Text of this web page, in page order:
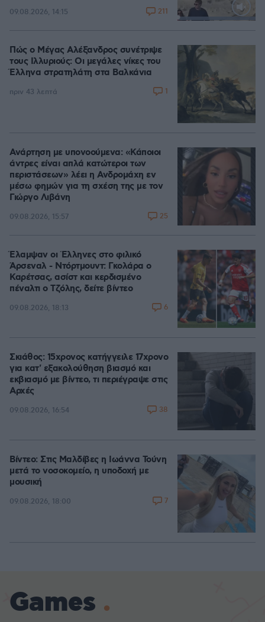
Loaded
09.08.2026, 14:15 211
Πώς ο Μέγας Αλέξανδρος συνέτριψε
τους Ιλλυριούς: Οι μεγάλες νίκες του
Έλληνα στρατηλάτη στα Βαλκάνια
πριν 43 λεπτά 1
Ανάρτηση με υπονοούμενα: «Κάποιοι
άντρες είναι απλά κατώτεροι των
περιστάσεων» λέει η Ανδρομάχη εν
μέσω φημών για τη σχέση της με τον
Γιώργο Λιβάνη
09.08.2026, 15:57 25
Έλαμψαν οι Έλληνες στο φιλικό
Άρσεναλ - Ντόρτμουντ: Γκολάρα ο
Καρέτσας, ασίστ και κερδισμένο
πέναλτι ο Τζόλης, δείτε βίντεο
09.08.2026, 18:13 6
Σκιάθος: 15χρονος κατήγγειλε 17χρονο
για κατ' εξακολούθηση βιασμό και
εκβιασμό με βίντεο, τι περιέγραψε στις
Αρχές
09.08.2026, 16:54 38
Βίντεο: Στις Μαλδίβες η Ιωάννα Τούνη
μετά το νοσοκομείο, η υποδοχή με
μουσική
09.08.2026, 18:00 7
Games